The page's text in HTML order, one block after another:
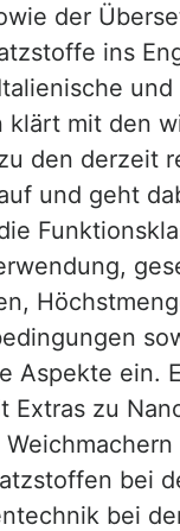
der
ins
und
klärt mit den
den derzeit
und geht
Aspekte ein.
Extras zu
bei
bei